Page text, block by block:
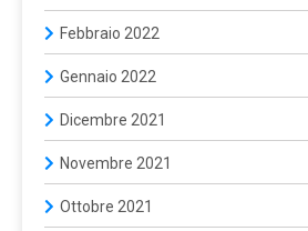
Febbraio 2022
Gennaio 2022
Dicembre 2021
Novembre 2021
Ottobre 2021